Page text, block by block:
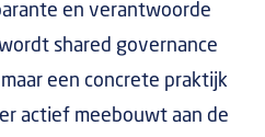
en verantwoorde
shared governance
een concrete praktijk
actief meebouwt aan de